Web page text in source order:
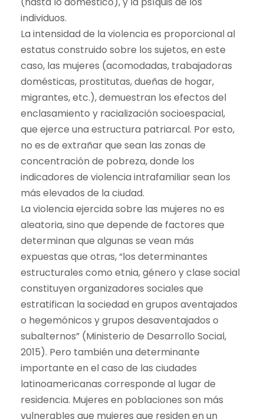
individuos.
La intensidad de la violencia es proporcional al
estatus construido sobre los sujetos, en este
caso, las mujeres (acomodadas, trabajadoras
domésticas, prostitutas, dueñas de hogar,
migrantes, etc.), demuestran los efectos del
enclasamiento y racialización socioespacial,
que ejerce una estructura patriarcal. Por esto,
no es de extrañar que sean las zonas de
concentración de pobreza, donde los
indicadores de violencia intrafamiliar sean los
más elevados de la ciudad.
La violencia ejercida sobre las mujeres no es
aleatoria, sino que depende de factores que
determinan que algunas se vean más
expuestas que otras, “los determinantes
estructurales como etnia, género y clase social
constituyen organizadores sociales que
estratifican la sociedad en grupos aventajados
o hegemónicos y grupos desaventajados o
subalternos” (Ministerio de Desarrollo Social,
2015). Pero también una determinante
importante en el caso de las ciudades
latinoamericanas corresponde al lugar de
residencia. Mujeres en poblaciones son más
vulnerables que mujeres que residen en un